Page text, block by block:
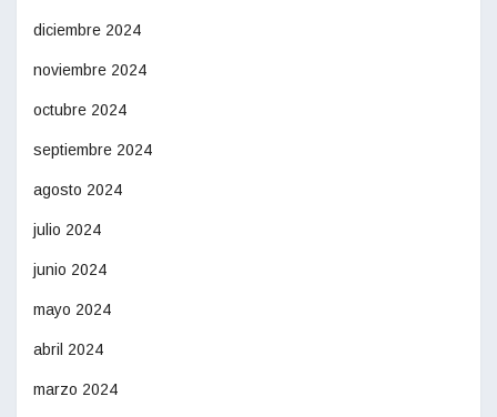
diciembre 2024
noviembre 2024
octubre 2024
septiembre 2024
agosto 2024
julio 2024
junio 2024
mayo 2024
abril 2024
marzo 2024